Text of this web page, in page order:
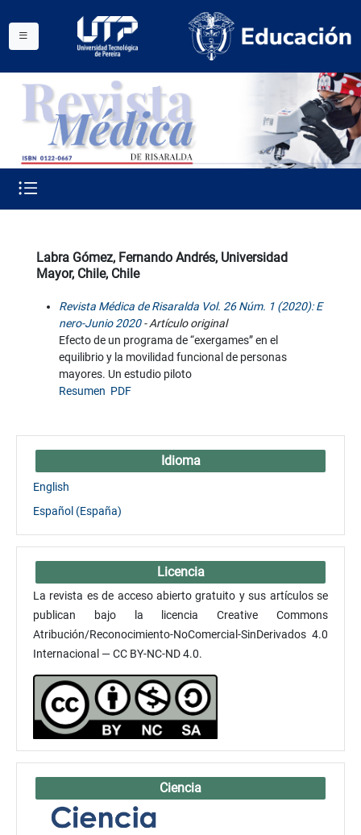
Labra Gómez, Fernando Andrés, Universidad
Mayor, Chile, Chile
Revista Médica de Risaralda Vol. 26 Núm. 1 (2020): E
nero-Junio 2020- Artículo original
Efecto de un programa de “exergames” en el
equilibrio y la movilidad funcional de personas
mayores. Un estudio piloto
Resumen PDF
Idioma
English
Español (España)
Licencia
La revista es de acceso abierto gratuito y sus artículos se
publican bajo la licencia Creative Commons
Atribución/Reconocimiento-NoComercial-SinDerivados 4.0
Internacional — CC BY-NC-ND 4.0.
Ciencia